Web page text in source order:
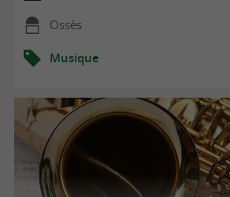
Ossès
Musique